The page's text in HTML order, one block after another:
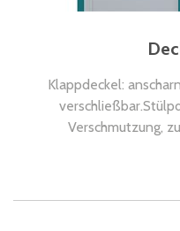
Klappdeckel:
Verschmutzung,